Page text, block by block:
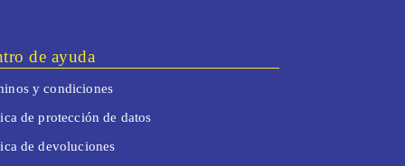
de ayuda
y condiciones
de protección de datos
de devoluciones